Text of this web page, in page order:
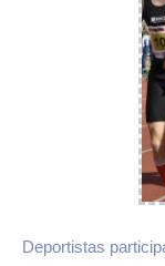
Deportistas